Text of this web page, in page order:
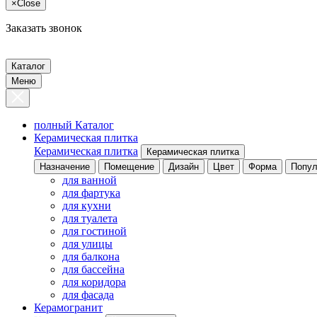
×Close
Заказать звонок
Каталог
Меню
полный Каталог
Керамическая плитка
Керамическая плитка
Керамическая плитка
Назначение
Помещение Дизайн Цвет Форма
для ванной
для фартука
для кухни
для туалета
для гостиной
для улицы
для балкона
для бассейна
для коридора
для фасада
Керамогранит